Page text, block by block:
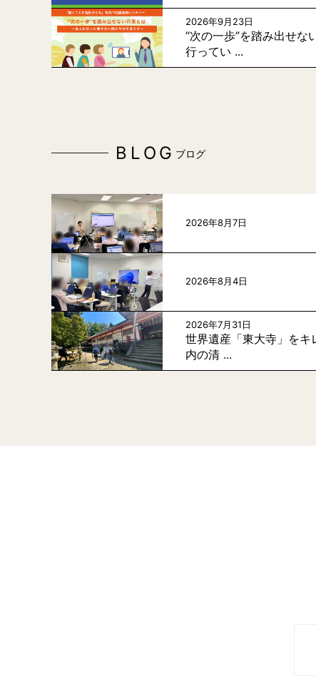
2026年9月23日
“次の一歩”を踏み出せな
行ってい ...
BLOG ブログ
2026年8月7日
2026年8月4日
2026年7月31日
世界遺産「東大寺」を
内の清 ...